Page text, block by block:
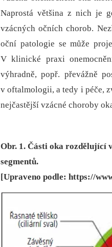
Naprostá většina z nich je
vzácných očních chorob.
oční patologie se může
V klinické praxi
výhradně, popř. převážně
v oftalmologii, a tedy i péče,
nejčastější vzácné choroby
Obr. 1. Části oka rozdělující
segmentů.
[Upraveno podle: https://